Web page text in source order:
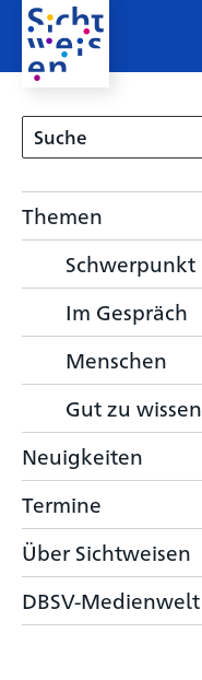
Themen
Schwerpunkt
Im Gespräch
Menschen
Gut zu wissen
Neuigkeiten
Termine
Über Sichtweisen
DBSV-Medienwelt